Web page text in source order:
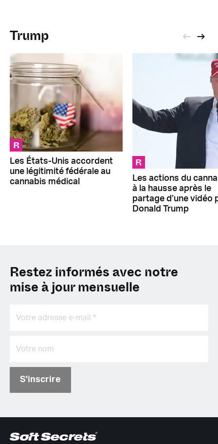
Trump
R
Les États-Unis accordent
une légitimité fédérale au
cannabis médical
R
Les actions du
à la hausse après le
partage d’une vidéo
Donald Trump
Restez informés avec notre
mise à jour mensuelle
S'inscrire